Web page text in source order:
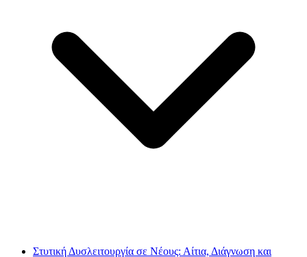
Στυτική Δυσλειτουργία σε Νέους: Αίτια, Διάγνωση και